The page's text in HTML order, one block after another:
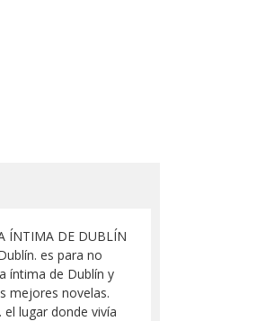
ÍNTIMA DE DUBLÍN
es para no
íntima de Dublín y
mejores novelas.
lugar donde vivía